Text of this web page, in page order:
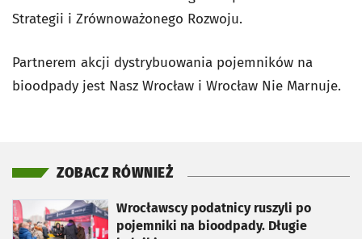
Strategii i Zrównoważonego Rozwoju.
Partnerem akcji dystrybuowania pojemników na
bioodpady jest Nasz Wrocław i Wrocław Nie Marnuje.
ZOBACZ RÓWNIEŻ
Wrocławscy podatnicy ruszyli po
pojemniki na bioodpady. Długie
otworzy się w nowej karcie